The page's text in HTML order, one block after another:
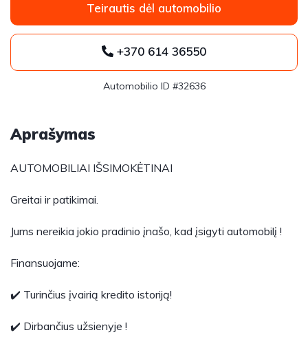
Teirautis dėl automobilio
+370 614 36550
Automobilio ID #32636
Aprašymas
AUTOMOBILIAI IŠSIMOKĖTINAI
Greitai ir patikimai.
Jums nereikia jokio pradinio įnašo, kad įsigyti automobilį !
Finansuojame:
✔️ Turinčius įvairią kredito istoriją!
✔️ Dirbančius užsienyje !